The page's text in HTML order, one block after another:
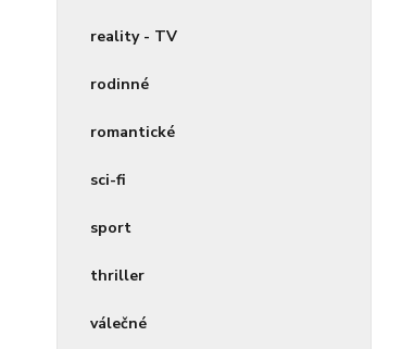
reality - TV
rodinné
romantické
sci-fi
sport
thriller
válečné